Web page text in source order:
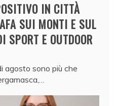
IN CITTÀ
SUI MONTI E SUL
SPORT E OUTDOOR
agosto sono più che